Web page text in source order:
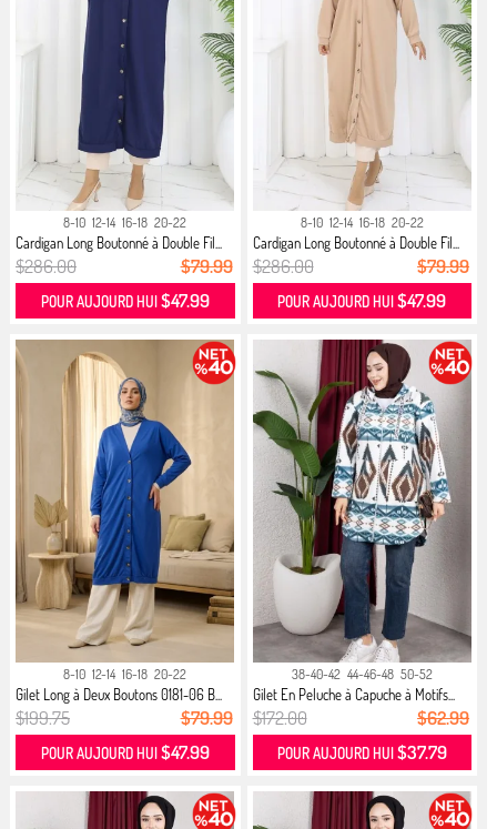
8-10 12-14 16-18 20-22
Cardigan Long Boutonné à Double Fil...
$286.00 $79.99
POUR AUJOURD HUI $47.99
8-10 12-14 16-18 20-22
Cardigan Long Boutonné à Double Fil...
$286.00 $79.99
POUR AUJOURD HUI$47.99
8-10 12-14 16-18 20-22
Gilet Long à Deux Boutons 0181-06 B...
$199.75 $79.99
POUR AUJOURD HUI $47.99
38-40-42 44-46-48 50-52
Gilet En Peluche à Capuche à Motifs...
$172.00 $62.99
POUR AUJOURD HUI $37.79